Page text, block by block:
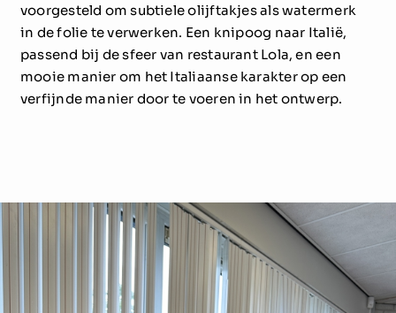
voorgesteld om subtiele olijftakjes als watermerk
in de folie te verwerken. Een knipoog naar Italië,
passend bij de sfeer van restaurant Lola, en een
mooie manier om het Italiaanse karakter op een
verfijnde manier door te voeren in het ontwerp.